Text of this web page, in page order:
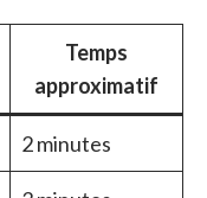
Temps
approximatif
2 minutes